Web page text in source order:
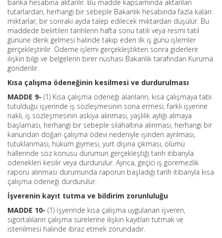
banka hesabına aktarılır. Bu madde kapsamında aktarılan
tutarlardan, herhangi bir sebeple Bakanlık hesabında fazla kalan
miktarlar, bir sonraki ayda talep edilecek miktardan düşülür. Bu
maddede belirtilen tarihlerin hafta sonu tatili veya resmi tatil
gününe denk gelmesi halinde takip eden ilk iş günü işlemler
gerçekleştirilir. Ödeme işlemi gerçekleştikten sonra giderlere
ilişkin bilgi ve belgelerin birer nüshası Bakanlık tarafından Kuruma
gönderilir.
Kısa çalışma ödeneğinin kesilmesi ve durdurulması
MADDE 9- (1) Kısa çalışma ödeneği alanların, kısa çalışmaya tabi
tutulduğu işyerinde iş sözleşmesinin sona ermesi, farklı işyerine
nakli, iş sözleşmesinin askıya alınması, yaşlılık aylığı almaya
başlaması, herhangi bir sebeple silahaltına alınması, herhangi bir
kanundan doğan çalışma ödevi nedeniyle işinden ayrılması,
tutuklanması, hüküm giymesi, yurt dışına çıkması, ölümü
hallerinde söz konusu durumun gerçekleştiği tarih itibarıyla
ödenekleri kesilir veya durdurulur. Ayrıca, geçici iş göremezlik
raporu alınması durumunda raporun başladığı tarih itibarıyla kısa
çalışma ödeneği durdurulur.
İşverenin kayıt tutma ve bildirim zorunluluğu
MADDE 10- (1) İşyerinde kısa çalışma uygulanan işveren,
sigortalıların çalışma sürelerine ilişkin kayıtları tutmak ve
istenilmesi halinde ibraz etmek zorundadır.